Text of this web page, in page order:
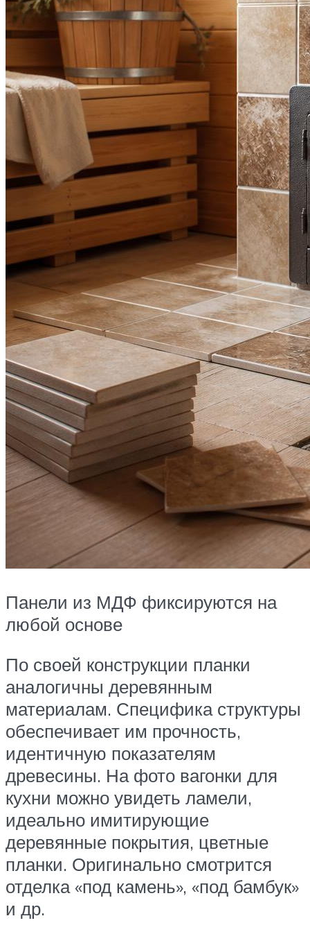
Панели из МДФ фиксируются на
любой основе
По своей конструкции планки
аналогичны деревянным
материалам. Специфика структуры
обеспечивает им прочность,
идентичную показателям
древесины. На фото вагонки для
кухни можно увидеть ламели,
идеально имитирующие
деревянные покрытия, цветные
планки. Оригинально смотрится
отделка «под камень», «под бамбук»
и др.